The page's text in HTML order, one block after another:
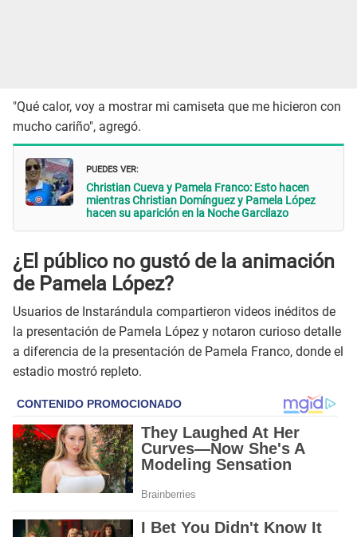
"Qué calor, voy a mostrar mi camiseta que me hicieron con
mucho cariño", agregó.
PUEDES VER:
Christian Cueva y Pamela Franco: Esto hacen
mientras Christian Domínguez y Pamela López
hacen su aparición en la Noche Garcilazo
¿El público no gustó de la animación
de Pamela López?
Usuarios de Instarándula compartieron videos inéditos de
la presentación de Pamela López y notaron curioso detalle
a diferencia de la presentación de Pamela Franco, donde el
estadio mostró repleto.